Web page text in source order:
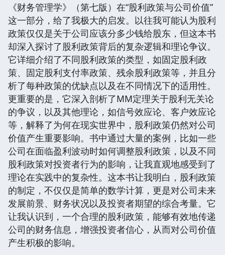
《财务管理学》（第七版）在“股利政策与公司价值”
这一部分，给了我极大的启发。以往我可能认为股利
政策仅仅是关于公司应该分多少钱给股东，但这本书
却深入探讨了股利政策背后的复杂逻辑和理论争议。
它详细介绍了不同股利政策的类型，如固定股利政
策、固定股利支付率政策、残余股利政策等，并且分
析了每种政策的优缺点以及在不同情况下的适用性。
更重要的是，它深入剖析了MM定理关于股利无关论
的争议，以及其他理论，如信号效应论、客户效应论
等，解释了为何在现实世界中，股利政策仍然对公司
价值产生重要影响。书中通过大量的案例，比如一些
公司在面临盈利波动时如何调整股利政策，以及不同
股利政策对投资者行为的影响，让我直观地感受到了
理论在实践中的复杂性。这本书让我明白，股利政策
的制定，不仅仅是简单的数学计算，更是对公司未来
发展前景、财务状况以及投资者期望的综合考量。它
让我认识到，一个合理的股利政策，能够有效地传递
公司的财务信息，增强投资者信心，从而对公司价值
产生积极的影响。